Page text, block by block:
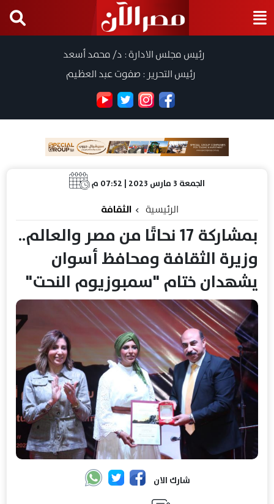
رئيس مجلس الادارة : د/ محمد أسعد
رئيس التحرير : صفوت عبد العظيم
الجمعة 3 مارس 2023 | 07:52 م
الرئيسية الثقافة
بمشاركة 17 نحاتًا من مصر والعالم..
وزيرة الثقافة ومحافظ أسوان
يشهدان ختام "سمبوزيوم النحت"
شارك الان